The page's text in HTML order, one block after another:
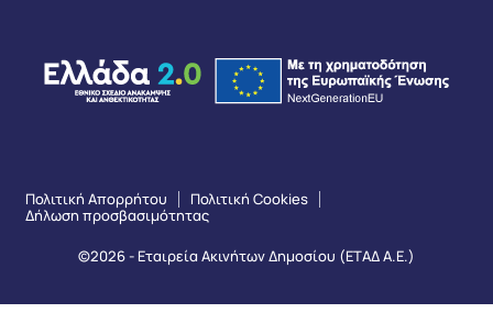
Πολιτική Απορρήτου
Πολιτική Cookies
Δήλωση προσβασιμότητας
©2026 - Εταιρεία Ακινήτων Δημοσίου (ΕΤΑΔ Α.Ε.)